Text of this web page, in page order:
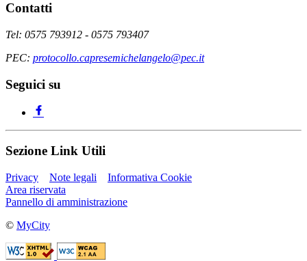
Contatti
Tel: 0575 793912 - 0575 793407
PEC: protocollo.capresemichelangelo@pec.it
Seguici su
Sezione Link Utili
Privacy Note legali
Informativa Cookie
Area riservata
Pannello di amministrazione
© MyCity